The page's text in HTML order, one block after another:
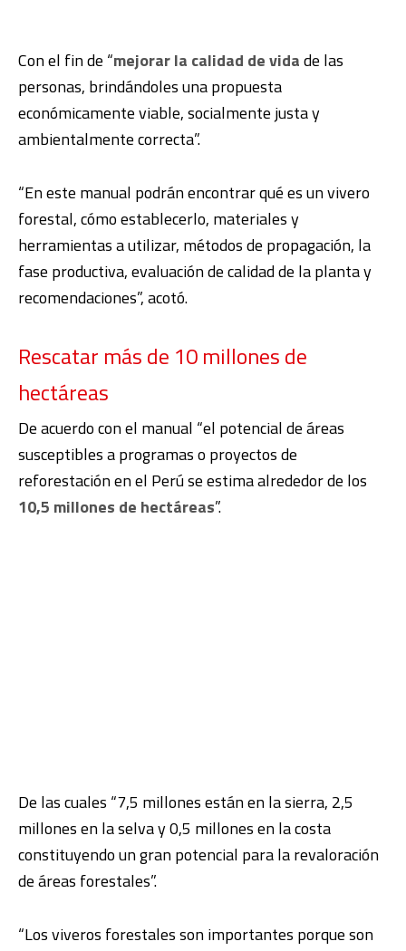
Con el fin de “mejorar la calidad de vidade las
personas, brindándoles una propuesta
económicamente viable, socialmente justa y
ambientalmente correcta”.
“En este manual podrán encontrar qué es un vivero
forestal, cómo establecerlo, materiales y
herramientas a utilizar, métodos de propagación, la
fase productiva, evaluación de calidad de la planta y
recomendaciones”, acotó.
Rescatar más de 10 millones de
hectáreas
De acuerdo con el manual “el potencial de áreas
susceptibles a programas o proyectos de
reforestación en el Perú se estima alrededor de los
10,5 millones de hectáreas”.
De las cuales “7,5 millones están en la sierra, 2,5
millones en la selva y 0,5 millones en la costa
constituyendo un gran potencial para la revaloración
de áreas forestales”.
“Los viveros forestales son importantes porque son